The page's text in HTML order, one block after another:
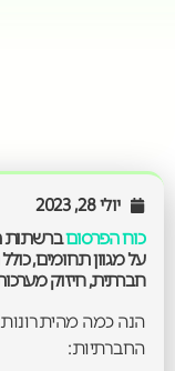
יולי 28, 2023
כוח הפרסוםברשתות
על מגוון תחומים,
חברתית, חיזוק
הנה כמה
החברתיות: